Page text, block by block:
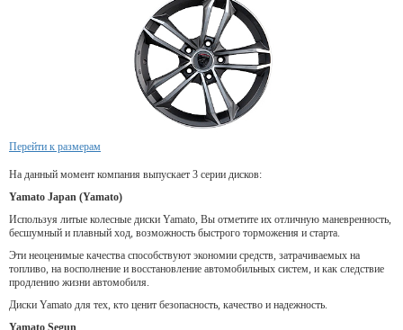
Перейти к размерам
На данный момент компания выпускает 3 серии дисков:
Yamato Japan (Yamato)
Используя литые колесные диски Yamato, Вы отметите их отличную маневренность,
бесшумный и плавный ход, возможность быстрого торможения и старта.
Эти неоценимые качества способствуют экономии средств, затрачиваемых на
топливо, на восполнение и восстановление автомобильных систем, и как следствие
продлению жизни автомобиля.
Диски Yamato для тех, кто ценит безопасность, качество и надежность.
Yamato Segun